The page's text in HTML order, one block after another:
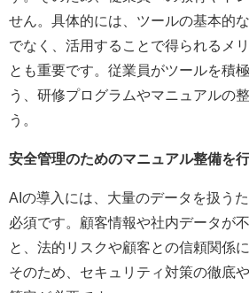
せん。具体的には、ツールの基本的
でなく、活用することで得られるメ
とも重要です。従業員がツールを積
う、研修プログラムやマニュアルの
う。
安全管理のためのマニュアル整備を
AIの導入には、大量のデータを扱う
必須です。顧客情報や社内データが
と、法的リスクや顧客との信頼関係
そのため、セキュリティ対策の徹底